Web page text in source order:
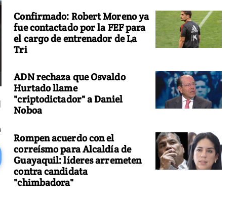
Confirmado: Robert Moreno ya
fue contactado por la FEF para
el cargo de entrenador de La
Tri
ADN rechaza que Osvaldo
Hurtado llame
"criptodictador" a Daniel
Noboa
Rompen acuerdo con el
correísmo para Alcaldía de
Guayaquil: líderes arremeten
contra candidata
"chimbadora"